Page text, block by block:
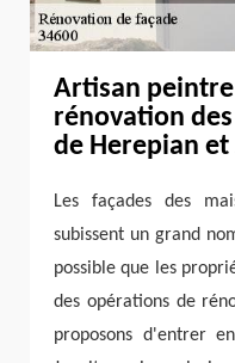
Artisan
rénovation
de Herepian et
Les façades des
subissent un grand
possible que les
des opérations de
proposons d'entrer